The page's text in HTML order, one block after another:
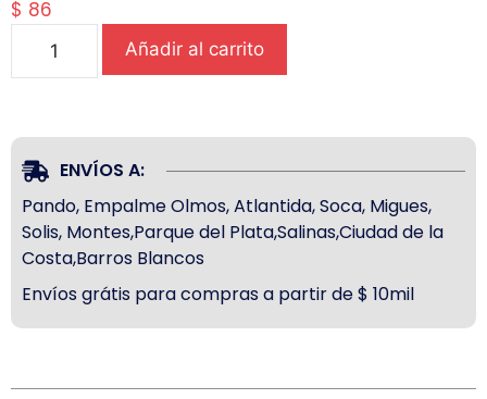
$ 86
Añadir al carrito
ENVÍOS A:
Pando, Empalme Olmos, Atlantida, Soca, Migues,
Solis, Montes,Parque del Plata,Salinas,Ciudad de la
Costa,Barros Blancos
Envíos grátis para compras a partir de $ 10mil